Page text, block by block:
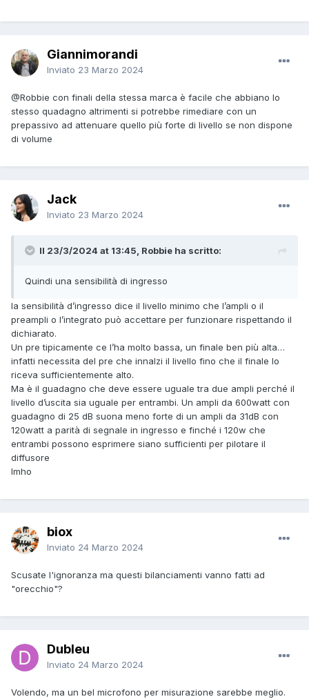
Giannimorandi
Inviato 23 Marzo 2024
@Robbie con finali della stessa marca è facile che abbiano lo
stesso quadagno altrimenti si potrebbe rimediare con un
prepassivo ad attenuare quello più forte di livello se non dispone
di volume
Jack
Inviato 23 Marzo 2024
Il 23/3/2024 at 13:45, Robbie ha scritto:
Quindi una sensibilità di ingresso
la sensibilità d’ingresso dice il livello minimo che l’ampli o il
preampli o l’integrato può accettare per funzionare rispettando il
dichiarato.
Un pre tipicamente ce l’ha molto bassa, un finale ben più alta…
infatti necessita del pre che innalzi il livello fino che il finale lo
riceva sufficientemente alto.
Ma è il guadagno che deve essere uguale tra due ampli perché il
livello d’uscita sia uguale per entrambi. Un ampli da 600watt con
guadagno di 25 dB suona meno forte di un ampli da 31dB con
120watt a parità di segnale in ingresso e finché i 120w che
entrambi possono esprimere siano sufficienti per pilotare il
diffusore
Imho
biox
Inviato 24 Marzo 2024
Scusate l'ignoranza ma questi bilanciamenti vanno fatti ad
"orecchio"?
Dubleu
Inviato 24 Marzo 2024
Volendo, ma un bel microfono per misurazione sarebbe meglio.